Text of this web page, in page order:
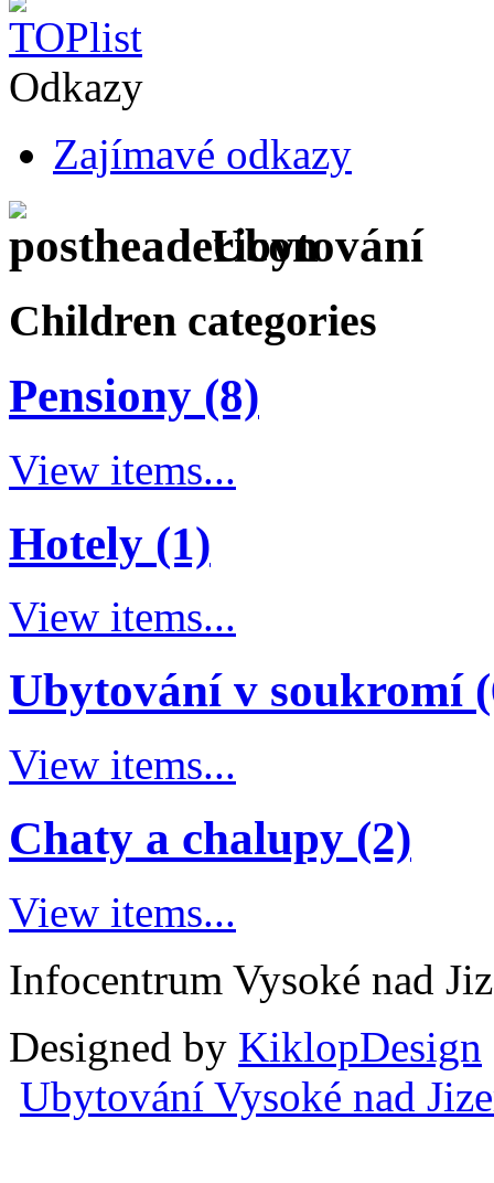
Odkazy
Zajímavé odkazy
Ubytování
Children categories
Pensiony (8)
View items...
Hotely (1)
View items...
Ubytování v soukromí
View items...
Chaty a chalupy (2)
View items...
Infocentrum Vysoké nad
Designed by KiklopDesign
Ubytování Vysoké nad